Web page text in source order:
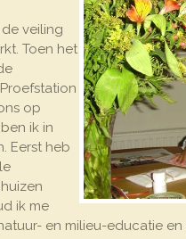
veiling
Toen het
op
ik in
Eerst heb
ik me
en milieu-educatie